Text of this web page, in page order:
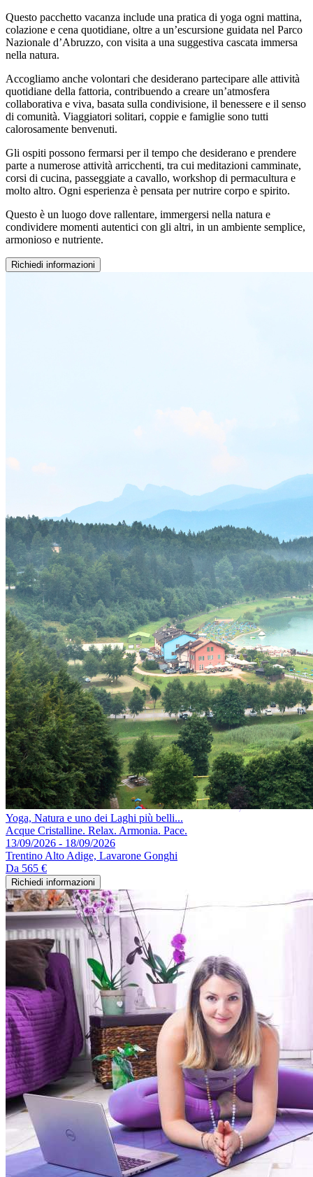
Questo pacchetto vacanza include una pratica di yoga ogni mattina,
colazione e cena quotidiane, oltre a un’escursione guidata nel Parco
Nazionale d’Abruzzo, con visita a una suggestiva cascata immersa
nella natura.
Accogliamo anche volontari che desiderano partecipare alle attività
quotidiane della fattoria, contribuendo a creare un’atmosfera
collaborativa e viva, basata sulla condivisione, il benessere e il senso
di comunità. Viaggiatori solitari, coppie e famiglie sono tutti
calorosamente benvenuti.
Gli ospiti possono fermarsi per il tempo che desiderano e prendere
parte a numerose attività arricchenti, tra cui meditazioni camminate,
corsi di cucina, passeggiate a cavallo, workshop di permacultura e
molto altro. Ogni esperienza è pensata per nutrire corpo e spirito.
Questo è un luogo dove rallentare, immergersi nella natura e
condividere momenti autentici con gli altri, in un ambiente semplice,
armonioso e nutriente.
Richiedi informazioni
Yoga, Natura e uno dei Laghi più belli...
Acque Cristalline. Relax. Armonia. Pace.
13/09/2026 - 18/09/2026
Trentino Alto Adige, Lavarone Gonghi
Da 565 €
Richiedi informazioni